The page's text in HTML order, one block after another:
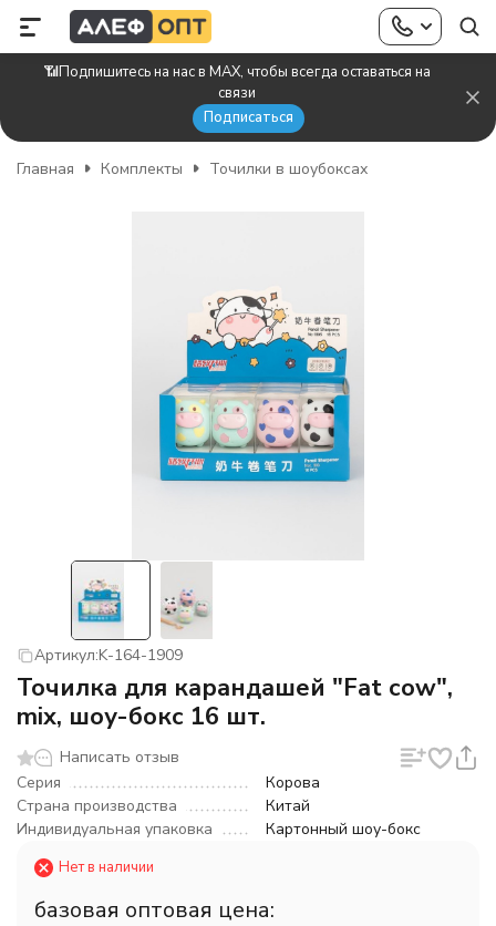
📶Подпишитесь на нас в MAX, чтобы всегда оставаться на
связи
Подписаться
Главная Комплекты Точилки в шоубоксах
Артикул:K-164-1909
Точилка для карандашей "Fat cow",
mix, шоу-бокс 16 шт.
Написать отзыв
Серия
Корова
Страна производства
Китай
Индивидуальная упаковка
Картонный шоу-бокс
Нет в наличии
базовая оптовая цена: